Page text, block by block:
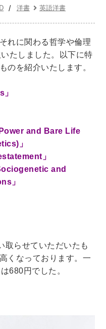
グ・セールス
ーダーシップ
経営学
楽
・建築デザイン
写真 ・絵画 ・美術
彫刻・工芸
築
タ書籍
数学書
洋書 英語洋書
れに関わる哲学や倫理
たしました。以下に特
のを紹介いたします。
and Bare Life
」
」
and
」
取らせていただいたも
くなっております。一
は680円でした。